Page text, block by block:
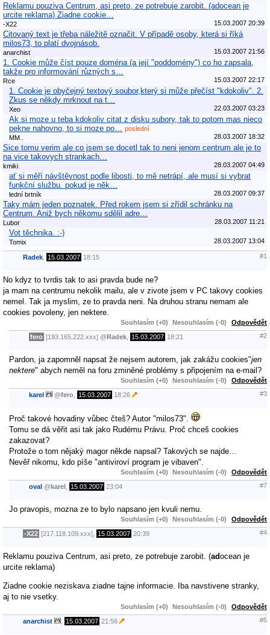
Reklamu pouziva Centrum, asi preto, ze potrebuje zarobit. (adocean je
urcite reklama) Ziadne cookie…
-X22 15.03.2007 20:39
Citovaný text je třeba náležitě označit. V případě osoby, která si říká
milos73, to platí dvojnásob.
anarchist 15.03.2007 21:56
1. Cookie může číst pouze doména (a její "poddomény") co ho zapsala,
takže pro informování různých s…
Rce 15.03.2007 22:17
1. Cookie je obyčejný textový soubor,který si může přečíst "kdokoliv". 2.
Zkus se někdy mrknout na t…
Xeo 22.03.2007 03:23
Ak si moze u teba kdokoliv citat z disku subory, tak to potom mas nieco
pekne nahovno, to si moze po…
poslední
MM..
28.03.2007 18:32
Sice tomu verim ale co jsem se docetl tak to neni jenom centrum ale je to
na vice takovych strankach…
kmiki 28.03.2007 04:49
ať si měří návštěvnost podle libosti, to mě netrápí, ale musí si vybrat
funkční službu. pokud je něk…
lední brtník 28.03.2007 09:37
Taky mám jeden poznatek. Před rokem jsem si zřídil schránku na
Centrum. Aniž bych někomu sdělil adre…
Lubor 28.03.2007 11:21
Vot těchnika. :-)
Tomix 28.03.2007 13:04
Radek 15.03.2007 18:15 #1
No kdyz to tvrdis tak to asi pravda bude ne?
ja mam na centrumu nekolik mailu, ale v zivote jsem v PC takovy cookies
nemel. Tak ja myslim, ze to pravda neni. Na druhou stranu nemam ale
cookies povoleny, jen nektere.
Souhlasím (+0) Nesouhlasím (-0) Odpovědět
fero [193.165.222.xxx] @Radek 15.03.2007 18:21 #2
Pardon, ja zapomněl napsat že nejsem autorem, jak zakážu cookies"jen
nektere" abych neměl na foru zminěné problémy s připojením na e-mail?
Souhlasím (+0) Nesouhlasím (-0) Odpovědět
karel @fero 15.03.2007 18:26 #3
Proč takové hovadiny vůbec čteš? Autor "milos73".
Tomu se dá věřit asi tak jako Rudému Právu. Proč chceš cookies
zakazovat?
Protože o tom nějaký magor někde napsal? Takových se najde…
Nevěř nikomu, kdo píše "antiviroví program je vibaven".
Souhlasím (+0) Nesouhlasím (-0) Odpovědět
oval @karel 15.03.2007 23:04 #7
Jo pravopis, mozna ze to bylo napsano jen kvuli nemu.
Souhlasím (+0) Nesouhlasím (-0) Odpovědět
-X22 [217.118.109.xxx], 15.03.2007 20:39 #4
Reklamu pouziva Centrum, asi preto, ze potrebuje zarobit. (adocean je
urcite reklama)
Ziadne cookie neziskava ziadne tajne informacie. Iba navstivene stranky,
aj to nie vsetky.
Souhlasím (+0) Nesouhlasím (-0) Odpovědět
anarchist 15.03.2007 21:56 #5